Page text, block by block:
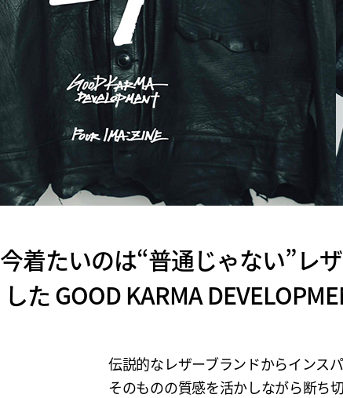
今着たいのは“普通じゃない”レ
した GOOD KARMA
伝説的なレザーブランドからインス
そのものの質感を活かしながら断ち